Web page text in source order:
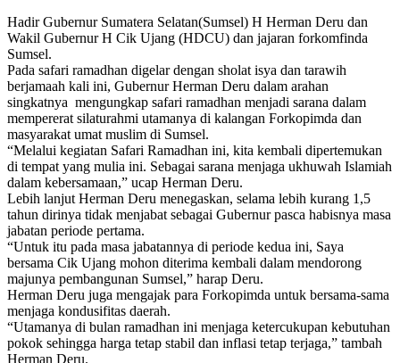
Hadir Gubernur Sumatera Selatan(Sumsel) H Herman Deru dan
Wakil Gubernur H Cik Ujang (HDCU) dan jajaran forkomfinda
Sumsel.
Pada safari ramadhan digelar dengan sholat isya dan tarawih
berjamaah kali ini, Gubernur Herman Deru dalam arahan
singkatnya mengungkap safari ramadhan menjadi sarana dalam
mempererat silaturahmi utamanya di kalangan Forkopimda dan
masyarakat umat muslim di Sumsel.
“Melalui kegiatan Safari Ramadhan ini, kita kembali dipertemukan
di tempat yang mulia ini. Sebagai sarana menjaga ukhuwah Islamiah
dalam kebersamaan,” ucap Herman Deru.
Lebih lanjut Herman Deru menegaskan, selama lebih kurang 1,5
tahun dirinya tidak menjabat sebagai Gubernur pasca habisnya masa
jabatan periode pertama.
“Untuk itu pada masa jabatannya di periode kedua ini, Saya
bersama Cik Ujang mohon diterima kembali dalam mendorong
majunya pembangunan Sumsel,” harap Deru.
Herman Deru juga mengajak para Forkopimda untuk bersama-sama
menjaga kondusifitas daerah.
“Utamanya di bulan ramadhan ini menjaga ketercukupan kebutuhan
pokok sehingga harga tetap stabil dan inflasi tetap terjaga,” tambah
Herman Deru.